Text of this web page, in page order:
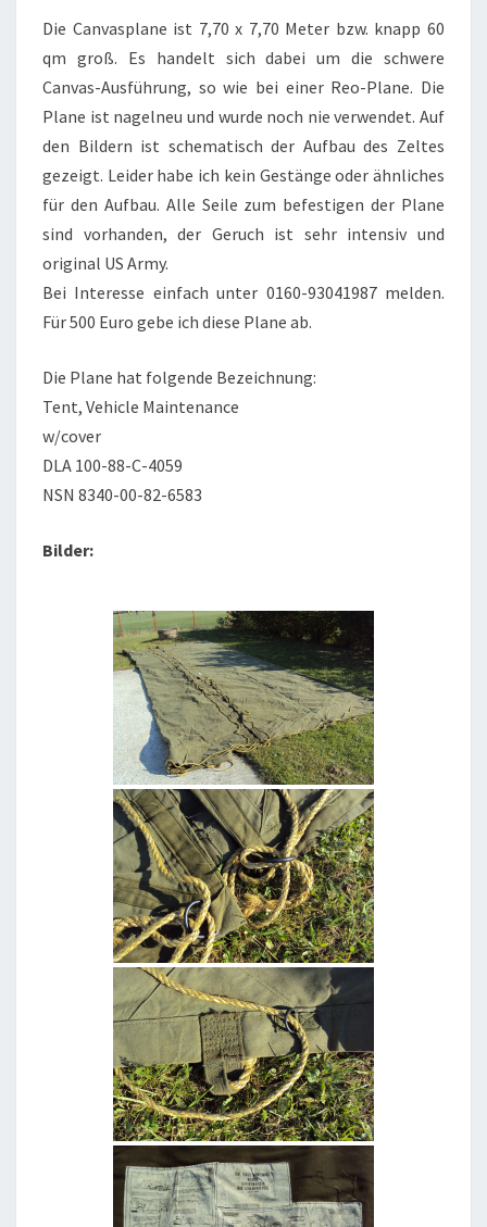
Die Canvasplane ist 7,70 x 7,70 Meter bzw. knapp 60
qm groß. Es handelt sich dabei um die schwere
Canvas-Ausführung, so wie bei einer Reo-Plane. Die
Plane ist nagelneu und wurde noch nie verwendet. Auf
den Bildern ist schematisch der Aufbau des Zeltes
gezeigt. Leider habe ich kein Gestänge oder ähnliches
für den Aufbau. Alle Seile zum befestigen der Plane
sind vorhanden, der Geruch ist sehr intensiv und
original US Army.
Bei Interesse einfach unter 0160-93041987 melden.
Für 500 Euro gebe ich diese Plane ab.
Die Plane hat folgende Bezeichnung:
Tent, Vehicle Maintenance
w/cover
DLA 100-88-C-4059
NSN 8340-00-82-6583
Bilder: